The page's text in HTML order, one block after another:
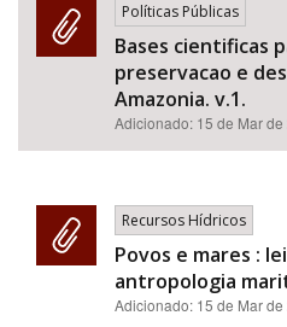
Políticas Públicas
Bases cientificas
preservacao e
Amazonia. v.1.
Adicionado: 15 de Mar
Recursos Hídricos
Povos e mares :
antropologia
Adicionado: 15 de Mar